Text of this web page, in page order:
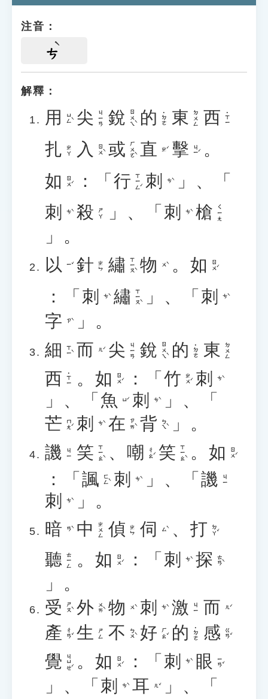
注音：
ㄘ
解釋：
用 ㄩㄥˋ 尖 ㄐㄧㄢ 銳 ㄖㄨㄟˋ 的 ˙ㄉㄜ 東 ㄉㄨㄥ 西 ˙ㄒㄧ
扎 ㄓㄚ 入 ㄖㄨˋ 或 ㄏㄨㄛˋ 直 ㄓˊ 擊 ㄐㄧˊ 。
如 ㄖㄨˊ ：「 行 ㄒㄧㄥˊ 刺 ㄘˋ
」、「
刺
ㄘˋ 殺 ㄕㄚ 」、「 刺 ㄘˋ 槍 ㄑㄧㄤ
」。
以
ㄧˇ 針 ㄓㄣ 繡 ㄒㄧㄡˋ 物 ㄨˋ 。 如 ㄖㄨˊ
：「 刺 ㄘˋ 繡 ㄒㄧㄡˋ 」、「 刺 ㄘˋ
字 ㄗˋ
」。
細 ㄒㄧˋ 而 ㄦˊ 尖 ㄐㄧㄢ 銳 ㄖㄨㄟˋ 的 ˙ㄉㄜ 東 ㄉㄨㄥ
西 ˙ㄒㄧ 。 如 ㄖㄨˊ ：「 竹 ㄓㄨˊ 刺 ㄘˋ
」、「 魚 ㄩˊ 刺 ㄘˋ
」、「
芒 ㄇㄤˊ 刺 ㄘˋ 在 ㄗㄞˋ 背 ㄅㄟˋ
」。
譏 ㄐㄧ 笑 ㄒㄧㄠˋ 、 嘲 ㄔㄠˊ 笑 ㄒㄧㄠˋ 。 如 ㄖㄨˊ
：「 諷 ㄈㄥˋ 刺 ㄘˋ 」、「 譏 ㄐㄧ
刺 ㄘˋ
」。
暗
ㄢˋ 中 ㄓㄨㄥ 偵 ㄓㄣ 伺 ㄙˋ 、 打 ㄉㄚˇ
聽 ㄊㄧㄥ 。 如 ㄖㄨˊ ：「 刺 ㄘˋ 探 ㄊㄢˋ
」。
受 ㄕㄡˋ 外 ㄨㄞˋ 物 ㄨˋ 刺 ㄘˋ 激 ㄐㄧ 而 ㄦˊ
產 ㄔㄢˇ 生 ㄕㄥ 不 ㄅㄨˋ 好 ㄏㄠˇ 的 ˙ㄉㄜ 感 ㄍㄢˇ
覺 ㄐㄩㄝˊ 。 如 ㄖㄨˊ ：「 刺 ㄘˋ 眼 ㄧㄢˇ
」、「 刺 ㄘˋ 耳 ㄦˇ
」、「